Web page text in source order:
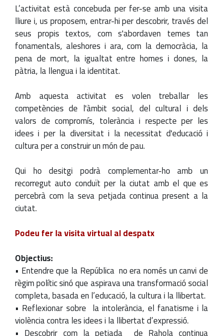
L’activitat està concebuda per fer-se amb una visita
lliure i, us proposem, entrar-hi per descobrir, través del
seus propis textos, com s'abordaven temes tan
fonamentals, aleshores i ara, com la democràcia, la
pena de mort, la igualtat entre homes i dones, la
pàtria, la llengua i la identitat.
Amb aquesta activitat es volen treballar les
competències de l'àmbit social, del cultural i dels
valors de compromís, tolerància i respecte per les
idees i per la diversitat i la necessitat d'educació i
cultura per a construir un món de pau.
Qui ho desitgi podrà complementar-ho amb un
recorregut auto conduït per la ciutat amb el que es
percebrà com la seva petjada continua present a la
ciutat.
Podeu fer la visita virtual al despatx
Objectius:
• Entendre que la República no era només un canvi de
règim polític sinó que aspirava una transformació social
completa, basada en l’educació, la cultura i la llibertat.
• Reflexionar sobre la intolerància, el fanatisme i la
violència contra les idees i la llibertat d’expressió.